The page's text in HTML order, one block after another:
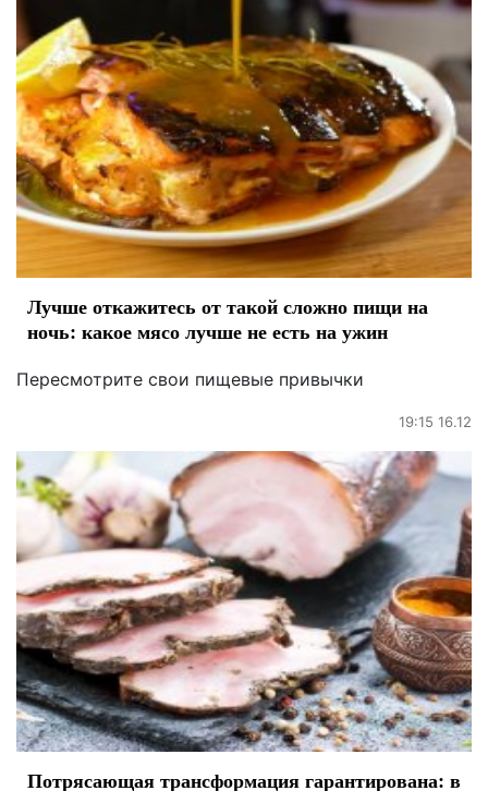
Лучше откажитесь от такой сложно пищи на
ночь: какое мясо лучше не есть на ужин
Пересмотрите свои пищевые привычки
19:15 16.12
Потрясающая трансформация гарантирована: в